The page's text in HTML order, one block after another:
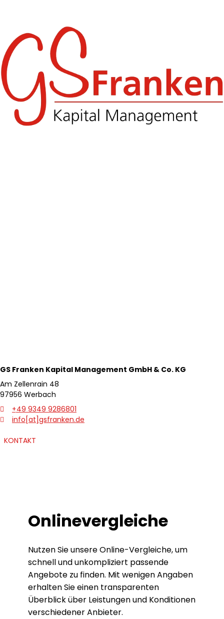
GS Franken Kapital Management GmbH & Co. KG
Am Zellenrain 48
97956 Werbach
+49 9349 9286801
info[at]gsfranken.de
KONTAKT
zurück
Onlinevergleiche
Nutzen Sie unsere Online-Vergleiche, um
schnell und unkompliziert passende
Angebote zu finden. Mit wenigen Angaben
erhalten Sie einen transparenten
Überblick über Leistungen und Konditionen
verschiedener Anbieter.